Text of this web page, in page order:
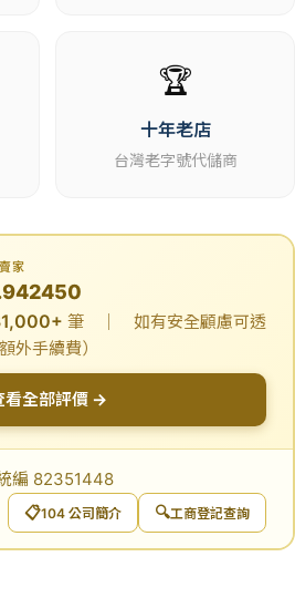
🏆
十年老店
台灣老字號代儲商
家
筆 ｜ 如有安全顧慮可透
外手續費）
看全部評價 →
編 82351448
📋104 公司簡介 🔍工商登記查詢